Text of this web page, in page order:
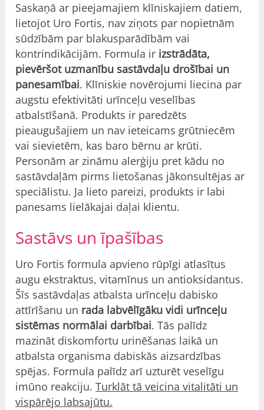
Saskaņā ar pieejamajiem klīniskajiem datiem,
lietojot Uro Fortis, nav ziņots par nopietnām
sūdzībām par blakusparādībām vai
kontrindikācijām. Formula ir izstrādāta,
pievēršot uzmanību sastāvdaļu drošībai un
panesamībai. Klīniskie novērojumi liecina par
augstu efektivitāti urīnceļu veselības
atbalstīšanā. Produkts ir paredzēts
pieaugušajiem un nav ieteicams grūtniecēm
vai sievietēm, kas baro bērnu ar krūti.
Personām ar zināmu alerģiju pret kādu no
sastāvdaļām pirms lietošanas jākonsultējas ar
speciālistu. Ja lieto pareizi, produkts ir labi
panesams lielākajai daļai klientu.
Sastāvs un īpašības
Uro Fortis formula apvieno rūpīgi atlasītus
augu ekstraktus, vitamīnus un antioksidantus.
Šīs sastāvdaļas atbalsta urīnceļu dabisko
attīrīšanu un rada labvēlīgāku vidi urīnceļu
sistēmas normālai darbībai. Tās palīdz
mazināt diskomfortu urinēšanas laikā un
atbalsta organisma dabiskās aizsardzības
spējas. Formula palīdz arī uzturēt veselīgu
imūno reakciju.Turklāt tā veicina vitalitāti un
vispārējo labsajūtu.